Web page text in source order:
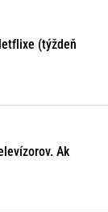
(týždeň
Ak